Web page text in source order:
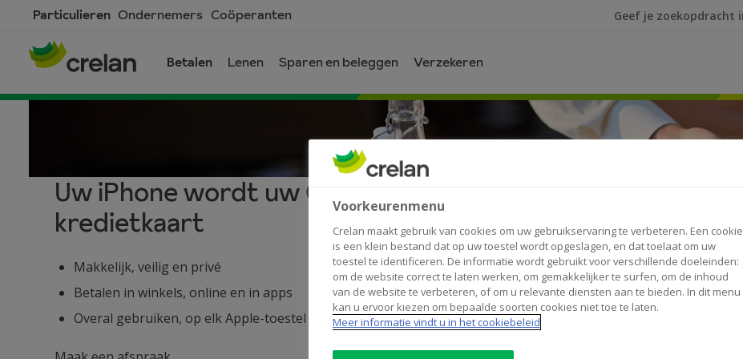
main
content
Particulieren Ondernemers Coöperanten
Ik ben op zoek naar
Betalen Lenen Sparen en beleggen Verzekeren
Apple
Pay
–
Uw iPhone wordt uw Crelan-
kredietkaart
Makkelijk, veilig en privé
Betalen in winkels, online en in apps
Overal gebruiken, op elk Apple-toestel
Voorkeurenmenu
Crelan maakt gebruik van cookies om uw gebruikservaring te verbeteren. Een cookie
is een klein bestand dat op uw toestel wordt opgeslagen, en dat toelaat om uw
toestel te identificeren. De informatie wordt gebruikt voor verschillende doeleinden:
om de website correct te laten werken, om gemakkelijker te surfen, om de inhoud
van de website te verbeteren, of om u relevante diensten aan te bieden. In dit menu
kan u ervoor kiezen om bepaalde soorten cookies niet toe te laten.
Meer informatie vindt u in het cookiebeleid